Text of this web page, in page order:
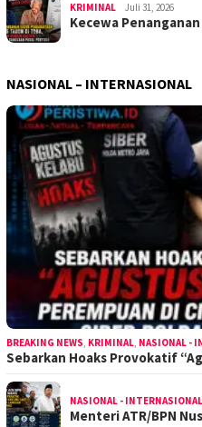
KRIMINAL Juli 31, 2026
Kecewa
NASIONAL – INTERNASIONAL
BREAKING NEWS, KRIMINAL, NASIONAL -
Sebarkan Hoaks Provokatif
NASIONAL - INTERNASIONAL
Menteri ATR/BPN